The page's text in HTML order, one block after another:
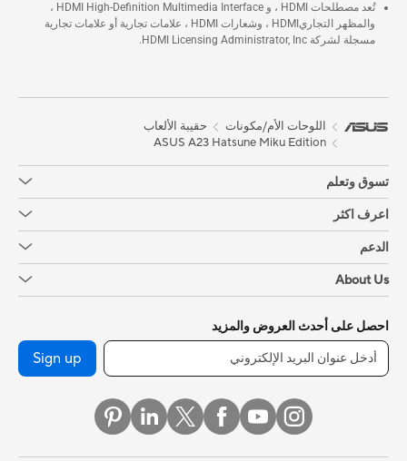
تُعد مصطلحات HDMI ، و HDMI High-Definition Multimedia Interface ،
والمظهر التجاريHDMI ، وشعارات HDMI ، علامات تجارية أو علامات تجارية
مسجلة لشركة HDMI Licensing Administrator, Inc.
اللوحات الأم/مكونات
حقيبة الألعاب
ASUS A23 Hatsune Miku Edition
تسوق وتعلم
اعرف اكثر
الدعم
About Us
احصل على أحدث العروض والمزيد
Sign up